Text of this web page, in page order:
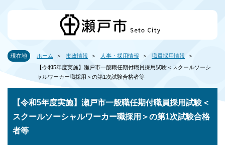
現在地 ホーム 市政情報 人事・採用情報
職員採用情報
【令和5年度実施】瀬戸市一般職任期付職員採用試験＜スクールソーシ
ャルワーカー職採用＞の第1次試験合格者等
【令和5年度実施】瀬戸市一般職任期付職員採用試験＜
スクールソーシャルワーカー職採用＞の第1次試験合格
者等